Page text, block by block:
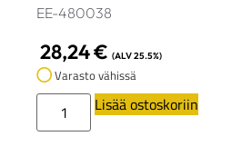
EE-480038
28,24€ (ALV 25.5%)
Varasto vähissä
Lisää ostoskoriin